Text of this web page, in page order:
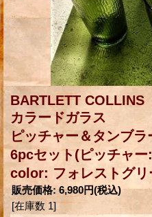
BARTLETT
カラードガラス
ピッチャー＆タンブ
6pcセット(ピッチャ
color: フォレストグリ
販売価格: 6,980円(税込)
[在庫数 1]